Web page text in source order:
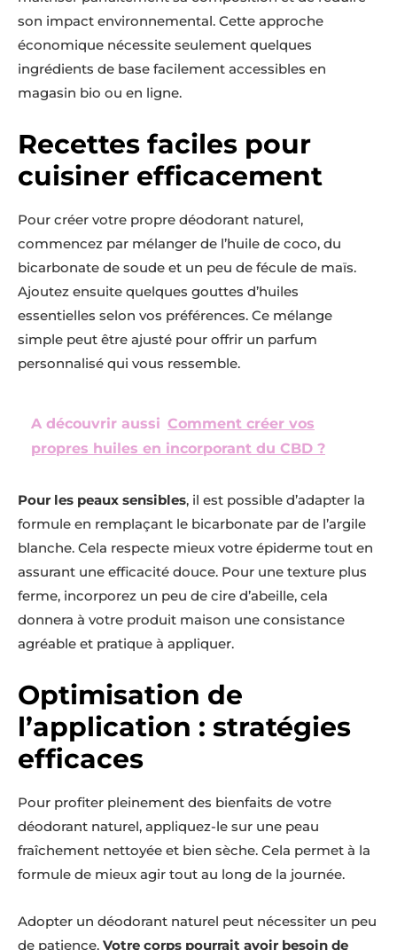
son impact environnemental. Cette approche
économique nécessite seulement quelques
ingrédients de base facilement accessibles en
magasin bio ou en ligne.
Recettes faciles pour
cuisiner efficacement
Pour créer votre propre déodorant naturel,
commencez par mélanger de l’huile de coco, du
bicarbonate de soude et un peu de fécule de maïs.
Ajoutez ensuite quelques gouttes d’huiles
essentielles selon vos préférences. Ce mélange
simple peut être ajusté pour offrir un parfum
personnalisé qui vous ressemble.
A découvrir aussi Comment créer vos
propres huiles en incorporant du CBD ?
Pour les peaux sensibles, il est possible d’adapter la
formule en remplaçant le bicarbonate par de l’argile
blanche. Cela respecte mieux votre épiderme tout en
assurant une efficacité douce. Pour une texture plus
ferme, incorporez un peu de cire d’abeille, cela
donnera à votre produit maison une consistance
agréable et pratique à appliquer.
Optimisation de
l’application : stratégies
efficaces
Pour profiter pleinement des bienfaits de votre
déodorant naturel, appliquez-le sur une peau
fraîchement nettoyée et bien sèche. Cela permet à la
formule de mieux agir tout au long de la journée.
Adopter un déodorant naturel peut nécessiter un peu
de patience. Votre corps pourrait avoir besoin de